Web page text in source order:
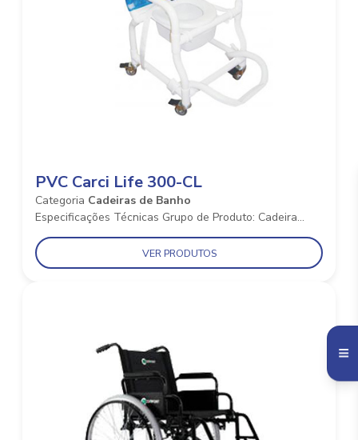
PVC Carci Life 300-CL
Categoria Cadeiras de Banho
Especificações Técnicas Grupo de Produto: Cadeira...
VER PRODUTOS